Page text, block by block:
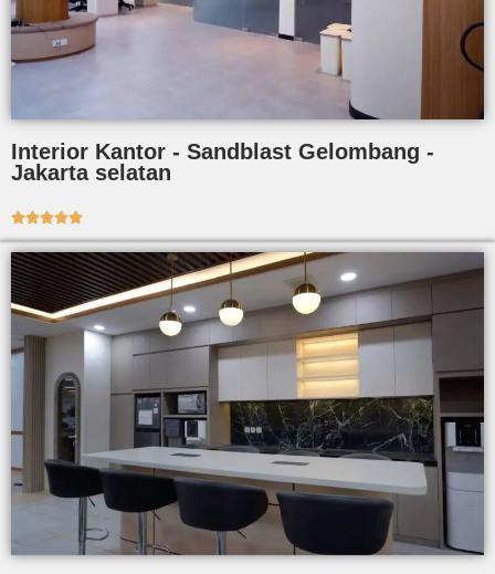
Interior Kantor - Sandblast Gelombang -
Jakarta selatan
